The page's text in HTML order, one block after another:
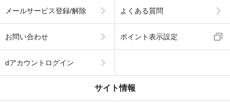
メールサービス登録/解除 よくある質問
お問い合わせ ポイント表示設定
dアカウントログイン
サイト情報